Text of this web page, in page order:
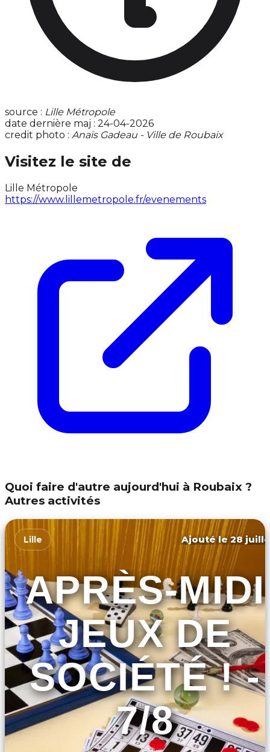
source : Lille Métropole
date dernière maj : 24-04-2026
credit photo : Anaïs Gadeau - Ville de Roubaix
Visitez le site de
Lille Métropole
https://www.lillemetropole.fr/evenements
Quoi faire d'autre aujourd'hui à Roubaix ?
Autres activités
Lille Ajouté le 28
APRÈS-MIDI
JEUX DE
SOCIÉTÉ ! -
7/8